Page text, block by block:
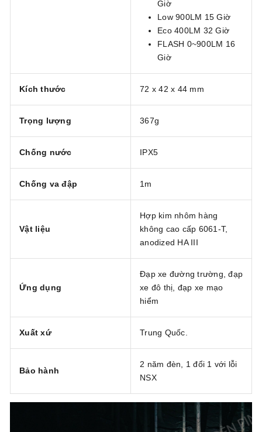
Giờ
Low 900LM 15 Giờ
Eco 400LM 32 Giờ
FLASH 0~900LM 16
Giờ
Kích thước 72 x 42 x 44 mm
Trọng lượng 367g
Chống nước IPX5
Chống va đập 1m
Vật liệu
Hợp kim nhôm hàng
không cao cấp 6061-T,
anodized HA III
Ứng dụng
Đạp xe đường trường, đạp
xe đô thị, đạp xe mạo
hiểm
Xuất xứ Trung Quốc.
Bảo hành
2 năm đèn, 1 đổi 1 với lỗi
NSX